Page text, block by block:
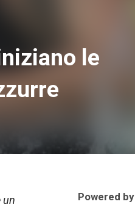
le
un
Powered by